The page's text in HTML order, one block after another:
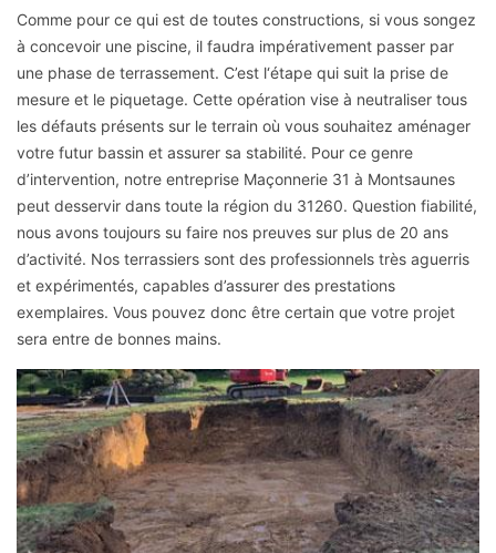
Comme pour ce qui est de toutes constructions, si vous songez
à concevoir une piscine, il faudra impérativement passer par
une phase de terrassement. C’est l‘étape qui suit la prise de
mesure et le piquetage. Cette opération vise à neutraliser tous
les défauts présents sur le terrain où vous souhaitez aménager
votre futur bassin et assurer sa stabilité. Pour ce genre
d’intervention, notre entreprise Maçonnerie 31 à Montsaunes
peut desservir dans toute la région du 31260. Question fiabilité,
nous avons toujours su faire nos preuves sur plus de 20 ans
d’activité. Nos terrassiers sont des professionnels très aguerris
et expérimentés, capables d’assurer des prestations
exemplaires. Vous pouvez donc être certain que votre projet
sera entre de bonnes mains.